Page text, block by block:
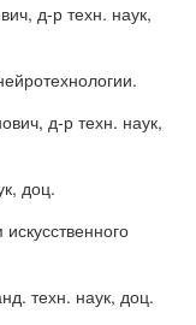
д-р техн. наук,
д-р техн. наук,
доц.
техн. наук, доц.